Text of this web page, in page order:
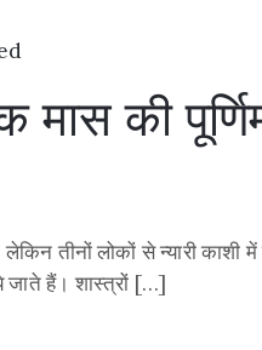
की
तीनों लोकों से न्यारी
जाते हैं। शास्त्रों […]